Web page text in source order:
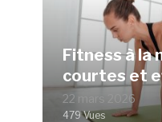
Fitness à la
courtes et
22 mars 2026
479 Vues